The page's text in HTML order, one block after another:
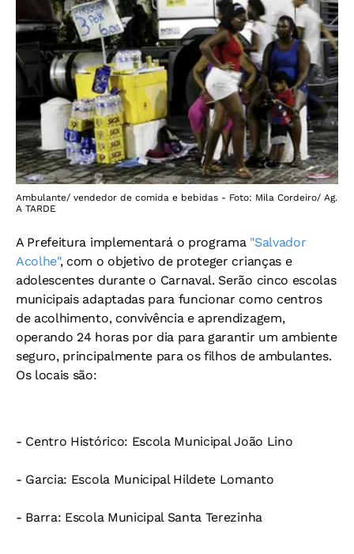
Ambulante/ vendedor de comida e bebidas - Foto: Mila Cordeiro/ Ag.
A TARDE
A Prefeitura implementará o programa "Salvador
Acolhe", com o objetivo de proteger crianças e
adolescentes durante o Carnaval. Serão cinco escolas
municipais adaptadas para funcionar como centros
de acolhimento, convivência e aprendizagem,
operando 24 horas por dia para garantir um ambiente
seguro, principalmente para os filhos de ambulantes.
Os locais são:
- Centro Histórico: Escola Municipal João Lino
- Garcia: Escola Municipal Hildete Lomanto
- Barra: Escola Municipal Santa Terezinha